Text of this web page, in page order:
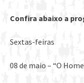
Confira abaixo a
Sextas-feiras
08 de maio – “O